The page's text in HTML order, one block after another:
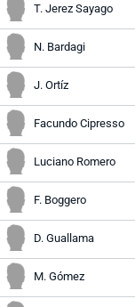
T. Jerez Sayago
N. Bardagi
J. Ortíz
Facundo Cipresso
Luciano Romero
F. Boggero
D. Guallama
M. Gómez